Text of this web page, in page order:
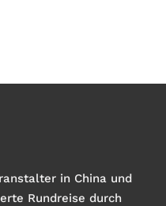
in China und
Rundreise durch